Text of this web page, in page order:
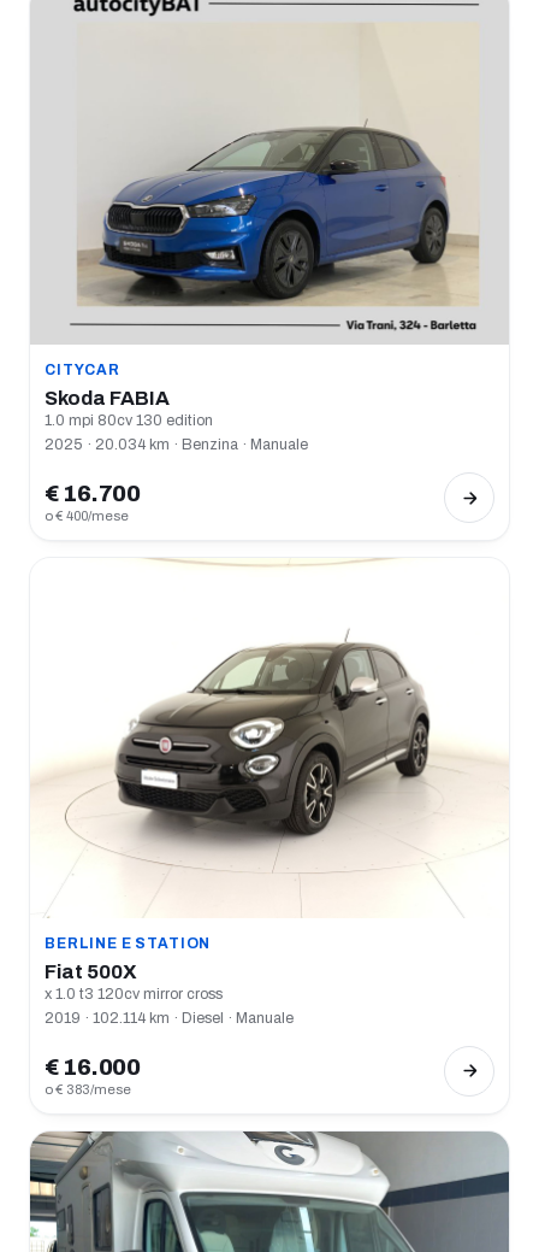
CITYCAR
Skoda FABIA
1.0 mpi 80cv 130 edition
2025 · 20.034 km · Benzina · Manuale
€ 16.700
o € 400/mese
BERLINE E STATION
Fiat 500X
x 1.0 t3 120cv mirror cross
2019 · 102.114 km · Diesel · Manuale
€ 16.000
o € 383/mese